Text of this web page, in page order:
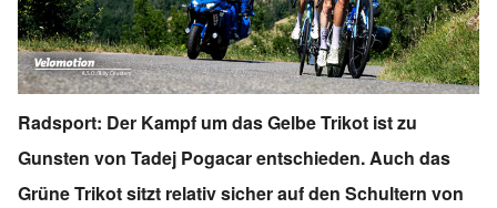
Radsport: Der Kampf um das Gelbe Trikot ist zu
Gunsten von Tadej Pogacar entschieden. Auch das
Grüne Trikot sitzt relativ sicher auf den Schultern von